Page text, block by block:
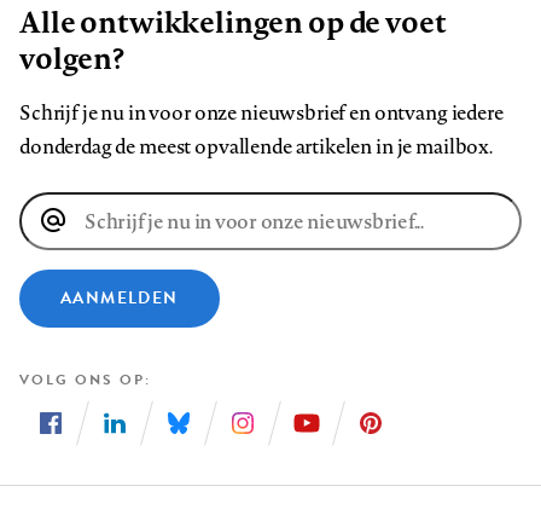
Alle ontwikkelingen op de voet
volgen?
Schrijf je nu in voor onze nieuwsbrief en ontvang iedere
donderdag de meest opvallende artikelen in je mailbox.
E-
mailadres
AANMELDEN
VOLG ONS OP
ons
ons
ons
ons
ons
ons